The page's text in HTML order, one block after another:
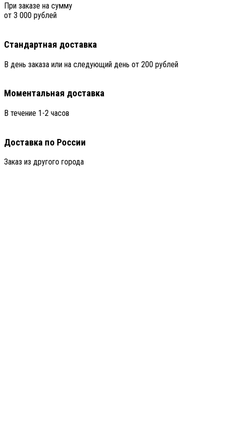
При заказе на сумму
от 3 000 рублей
Стандартная доставка
В день заказа или на следующий день от 200 рублей
Моментальная доставка
В течение 1-2 часов
Доставка по России
Заказ из другого города